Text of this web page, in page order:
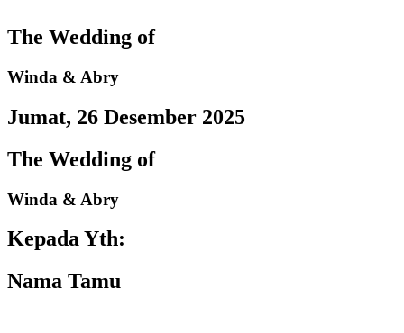
The Wedding of
Winda & Abry
Jumat, 26 Desember 2025
The Wedding of
Winda & Abry
Kepada Yth:
Nama Tamu